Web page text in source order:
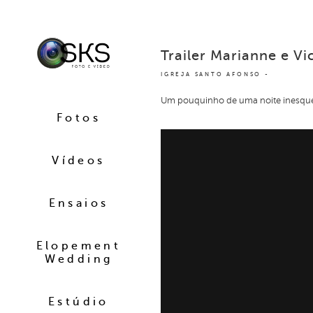
Fotos
Vídeos
Ensaios
Elopement
Wedding
Estúdio
IGREJA SANTO AFONSO
Trailer Marianne e
Um pouquinho de uma noite